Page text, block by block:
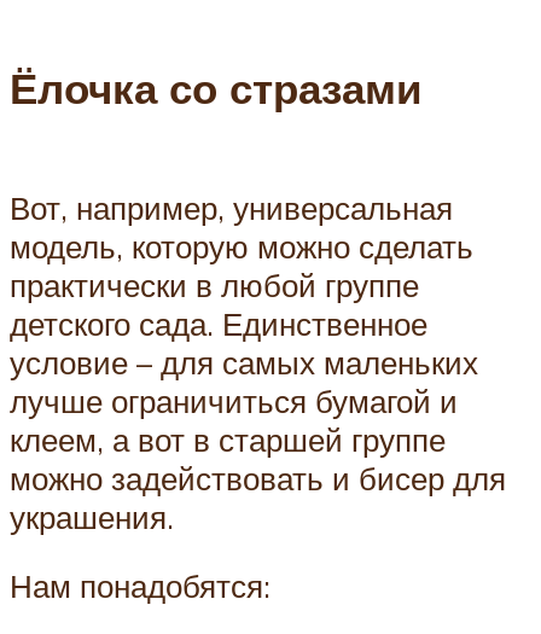
Ёлочка со стразами
Вот, например, универсальная
модель, которую можно сделать
практически в любой группе
детского сада. Единственное
условие – для самых маленьких
лучше ограничиться бумагой и
клеем, а вот в старшей группе
можно задействовать и бисер для
украшения.
Нам понадобятся: